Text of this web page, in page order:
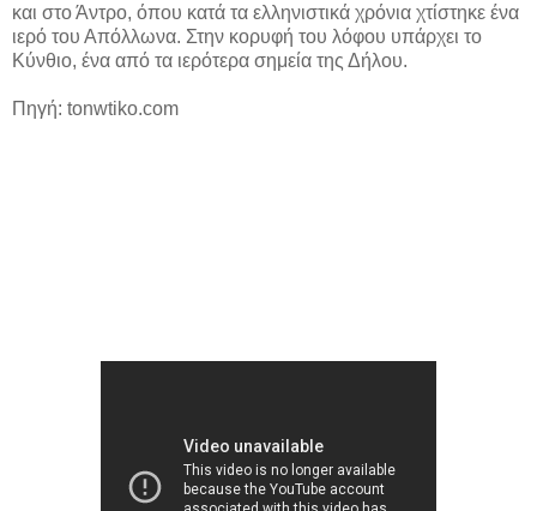
και στο Άντρο, όπου κατά τα ελληνιστικά χρόνια χτίστηκε ένα
ιερό του Απόλλωνα. Στην κορυφή του λόφου υπάρχει το
Κύνθιο, ένα από τα ιερότερα σημεία της Δήλου.
Πηγή: tonwtiko.com